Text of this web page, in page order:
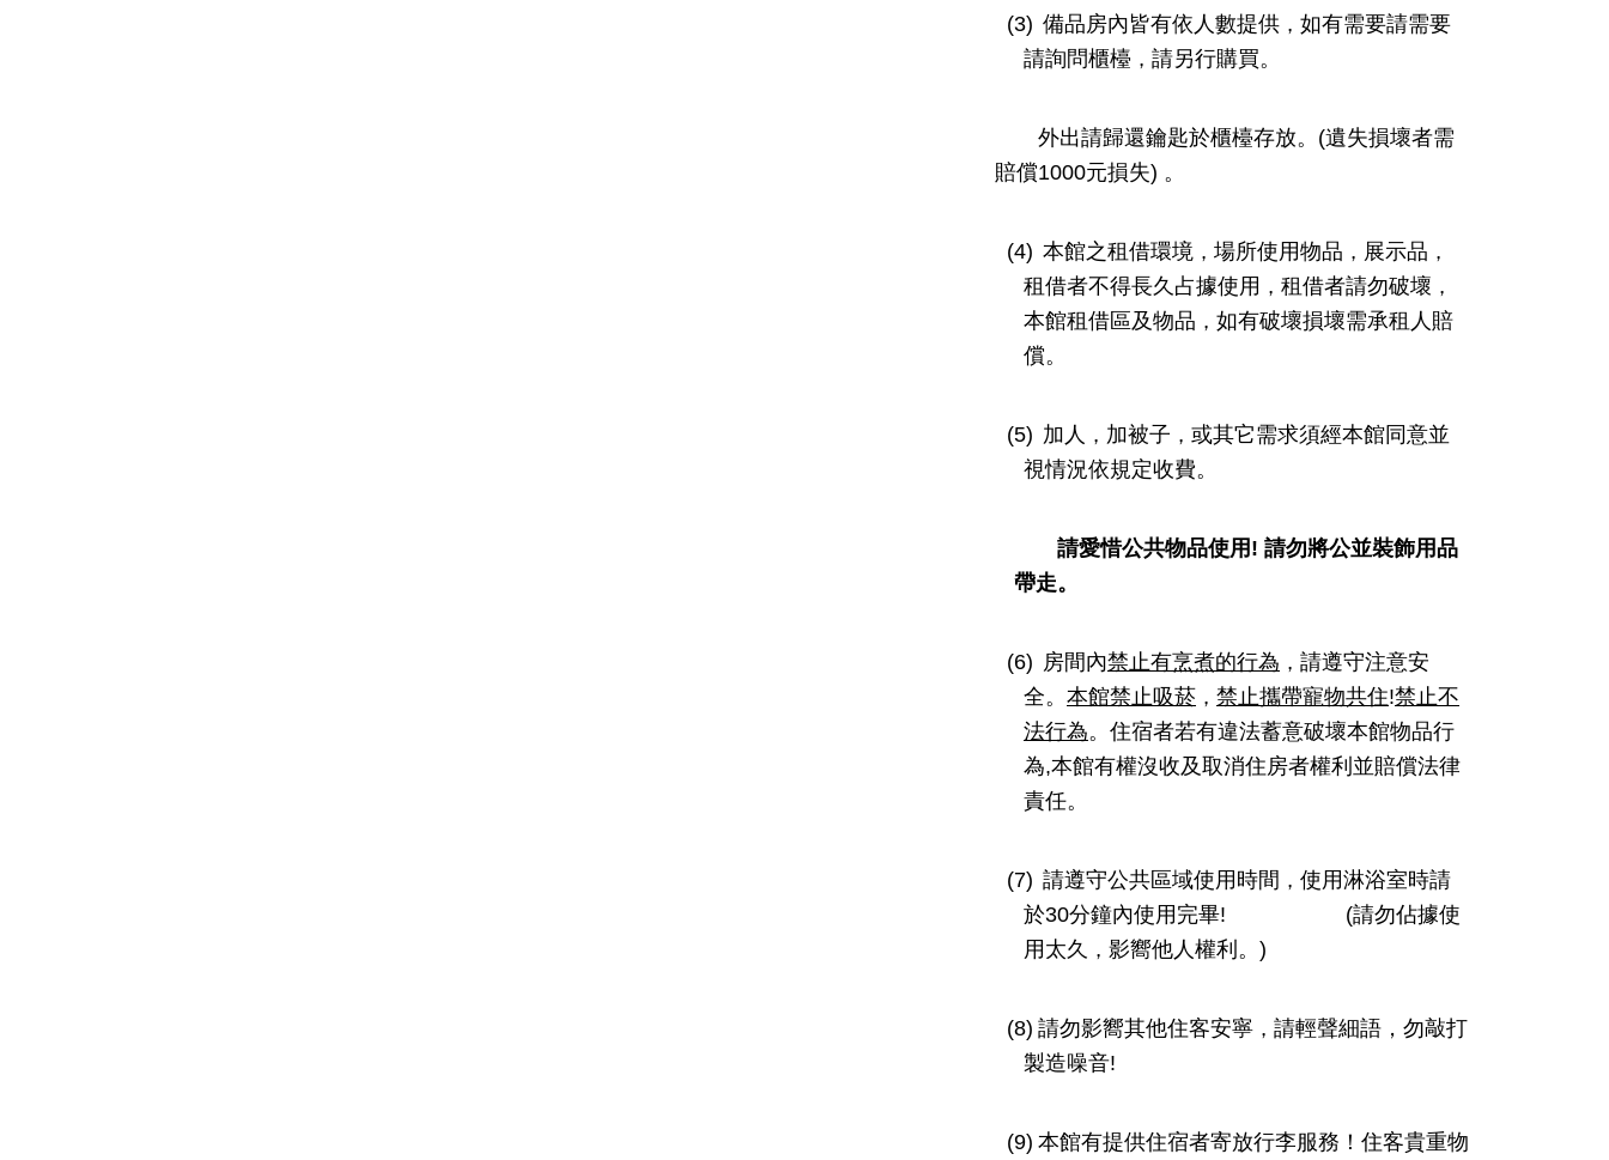
(3) 備品房內皆有依人數提供 ， 如有需要請需要
請詢問櫃檯， 請另行購買。
外出請歸還鑰匙於櫃檯存放。 (遺失損壞者需
賠償1000元損失) 。
(4) 本館之租借環境 ， 場所使用物品 ， 展示品 ，
租借者不得長久占據使用 ， 租借者請勿破壞 ，
本館租借區及物品 ， 如有破壞損壞需承租人賠
償。
(5) 加人 ， 加被子 ， 或其它需求須經本館同意並
視情況依規定收費。
請愛惜公共物品使用 ! 請勿將公並裝飾用品
帶走。
(6) 房間內禁止有烹煮的行為 ， 請遵守注意安
全。 本館禁止吸菸 ， 禁止攜帶寵物共住!禁止不
法行為。住宿者若有違法蓄意破壞本館物品行
為,本館有權沒收及取消住房者權利並賠償法律
責任。
(7) 請遵守公共區域使用時間 ， 使用淋浴室時請
於30分鐘內使用完畢! (請勿佔據使
用太久 ， 影嚮他人權利。 )
(8) 請勿影嚮其他住客安寧 ， 請輕聲細語 ， 勿敲打
製造噪音!
(9) 本館有提供住宿者寄放行李服務！住客貴重物